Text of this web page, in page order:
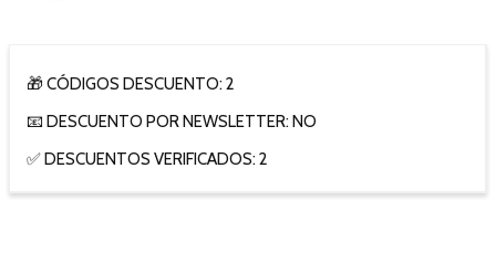
🎁 CÓDIGOS DESCUENTO: 2
📧 DESCUENTO POR NEWSLETTER: NO
✅ DESCUENTOS VERIFICADOS: 2